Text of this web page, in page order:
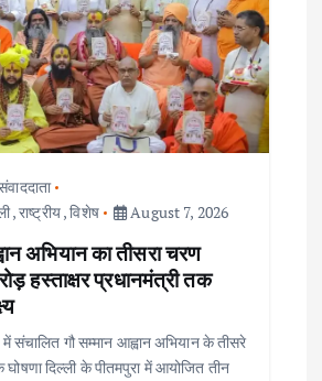
,राष्ट्रीय,विशेष August 7, 2026
अभियान का तीसरा चरण
हस्ताक्षर प्रधानमंत्री तक
संचालित गौ सम्मान आह्वान अभियान के तीसरे
दिल्ली के पीतमपुरा में आयोजित तीन